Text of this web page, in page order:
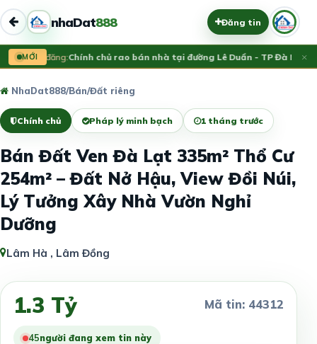
nhaDat888 Đăng tin
MỚI
Vừa đăng:Chính chủ rao bán nhà tại đường Lê Duẩn - TP Đà Nẵng;
×
NhaDat888/Bán/Đất riêng
Chính chủ Pháp lý minh bạch 1 tháng trước
Bán Đất Ven Đà Lạt 335m² Thổ Cư
254m² – Đất Nở Hậu, View Đồi Núi,
Lý Tưởng Xây Nhà Vườn Nghỉ
Dưỡng
Lâm Hà , Lâm Đồng
1.3 Tỷ Mã tin: 44312
45người đang xem tin này